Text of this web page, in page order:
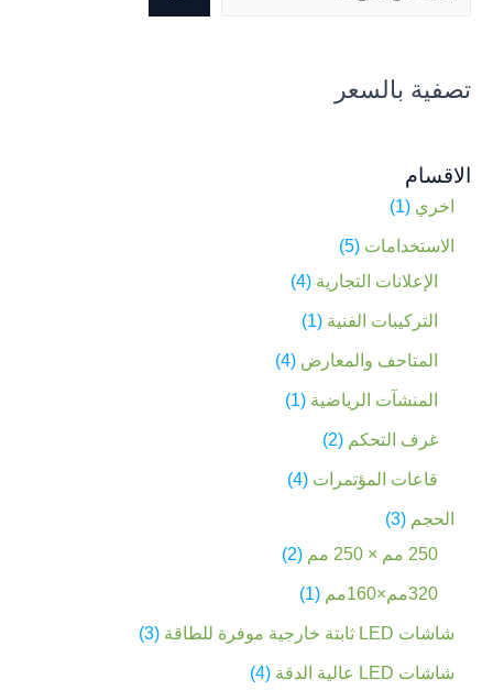
تصفية بالسعر
الاقسام
اخري 1
الاستخدامات 5
الإعلانات التجارية 4
التركيبات الفنية 1
المتاحف والمعارض 4
المنشآت الرياضية 1
غرف التحكم 2
قاعات المؤتمرات 4
الحجم
3
250 مم × 250 مم
2
320مم×160مم 1
شاشات LED ثابتة خارجية موفرة للطاقة 3
شاشات LED عالية الدقة 4